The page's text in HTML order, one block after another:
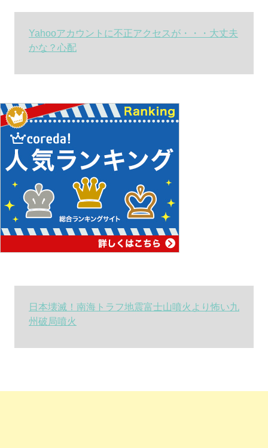
Yahooアカウントに不正アクセスが・・・大丈夫
かな？心配
日本壊滅！南海トラフ地震富士山噴火より怖い九
州破局噴火